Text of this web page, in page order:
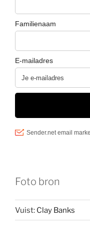
Foto bron
Vuist: Clay Banks